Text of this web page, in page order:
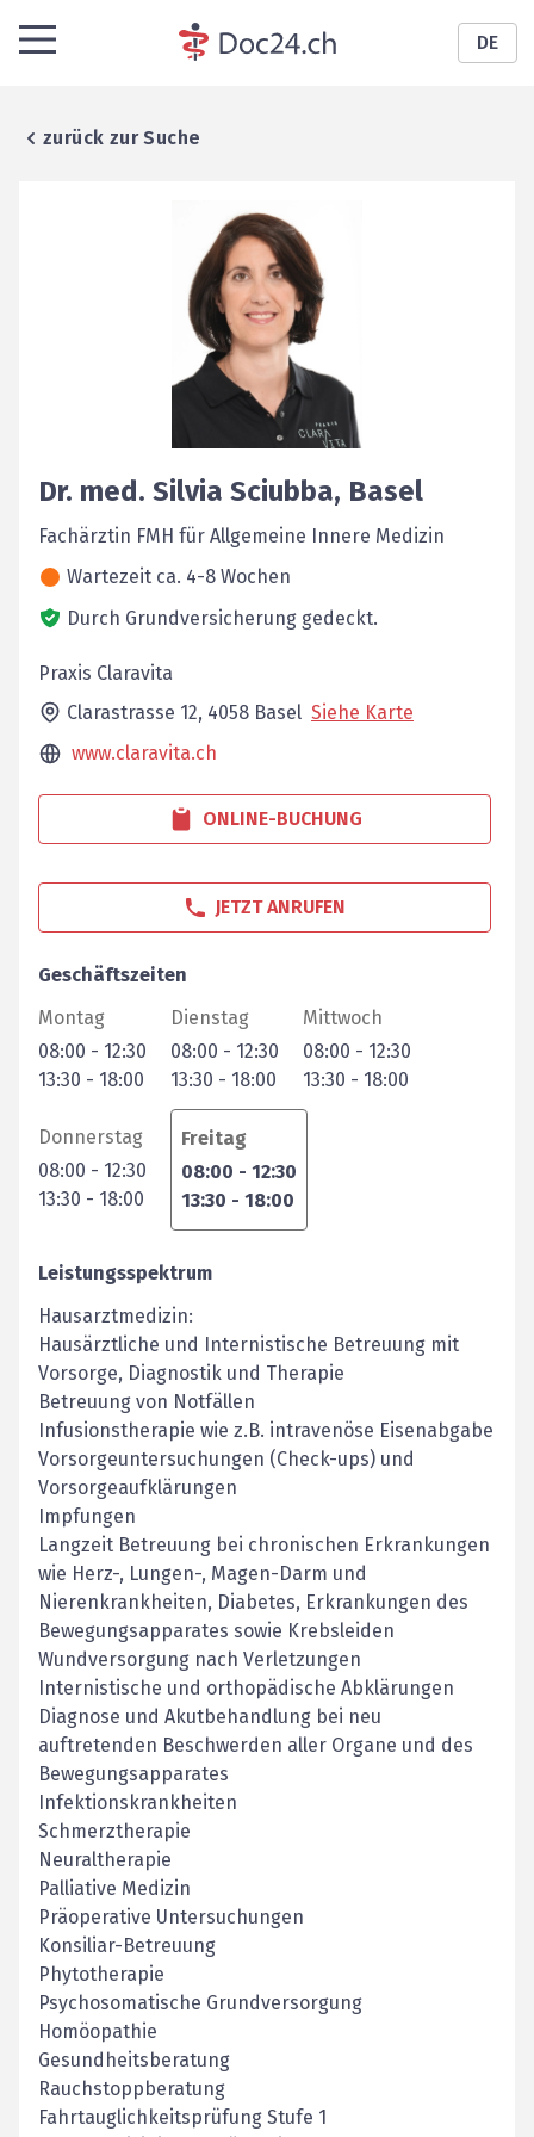
DE
zurück zur Suche
Dr. med. Silvia Sciubba, Basel
Fachärztin FMH für Allgemeine Innere Medizin
Wartezeit ca. 4-8 Wochen
Durch Grundversicherung gedeckt.
Praxis Claravita
Clarastrasse 12, 4058 Basel Siehe Karte
www.claravita.ch
ONLINE-BUCHUNG
JETZT ANRUFEN
Geschäftszeiten
Montag
08:00 - 12:30
13:30 - 18:00
Dienstag
08:00 - 12:30
13:30 - 18:00
Mittwoch
08:00 - 12:30
13:30 - 18:00
Donnerstag
08:00 - 12:30
13:30 - 18:00
Freitag
08:00 - 12:30
13:30 - 18:00
Leistungsspektrum
Hausarztmedizin:
Hausärztliche und Internistische Betreuung mit
Vorsorge, Diagnostik und Therapie
Betreuung von Notfällen
Infusionstherapie wie z.B. intravenöse Eisenabgabe
Vorsorgeuntersuchungen (Check-ups) und
Vorsorgeaufklärungen
Impfungen
Langzeit Betreuung bei chronischen Erkrankungen
wie Herz-, Lungen-, Magen-Darm und
Nierenkrankheiten, Diabetes, Erkrankungen des
Bewegungsapparates sowie Krebsleiden
Wundversorgung nach Verletzungen
Internistische und orthopädische Abklärungen
Diagnose und Akutbehandlung bei neu
auftretenden Beschwerden aller Organe und des
Bewegungsapparates
Infektionskrankheiten
Schmerztherapie
Neuraltherapie
Palliative Medizin
Präoperative Untersuchungen
Konsiliar-Betreuung
Phytotherapie
Psychosomatische Grundversorgung
Homöopathie
Gesundheitsberatung
Rauchstoppberatung
Fahrtauglichkeitsprüfung Stufe 1